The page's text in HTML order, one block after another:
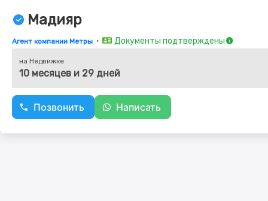
Мадияр
Агент компании Метры ・ Документы подтверждены
на Недвижке
10 месяцев и 29 дней
Позвонить Написать